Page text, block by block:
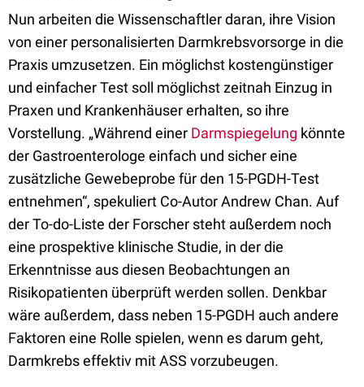
Nun arbeiten die Wissenschaftler daran, ihre Vision
von einer personalisierten Darmkrebsvorsorge in die
Praxis umzusetzen. Ein möglichst kostengünstiger
und einfacher Test soll möglichst zeitnah Einzug in
Praxen und Krankenhäuser erhalten, so ihre
Vorstellung. „Während einer Darmspiegelung könnte
der Gastroenterologe einfach und sicher eine
zusätzliche Gewebeprobe für den 15-PGDH-Test
entnehmen“, spekuliert Co-Autor Andrew Chan. Auf
der To-do-Liste der Forscher steht außerdem noch
eine prospektive klinische Studie, in der die
Erkenntnisse aus diesen Beobachtungen an
Risikopatienten überprüft werden sollen. Denkbar
wäre außerdem, dass neben 15-PGDH auch andere
Faktoren eine Rolle spielen, wenn es darum geht,
Darmkrebs effektiv mit ASS vorzubeugen.